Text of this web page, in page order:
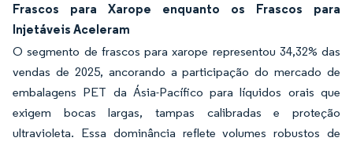
Frascos para Xarope enquanto os Frascos para
Injetáveis Aceleram
O segmento de frascos para xarope representou 34,32% das
vendas de 2025, ancorando a participação do mercado de
embalagens PET da Ásia-Pacífico para líquidos orais que
exigem bocas largas, tampas calibradas e proteção
ultravioleta. Essa dominância reflete volumes robustos de